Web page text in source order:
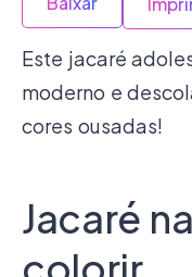
Este jacaré
moderno e
cores ousadas!
Jacaré